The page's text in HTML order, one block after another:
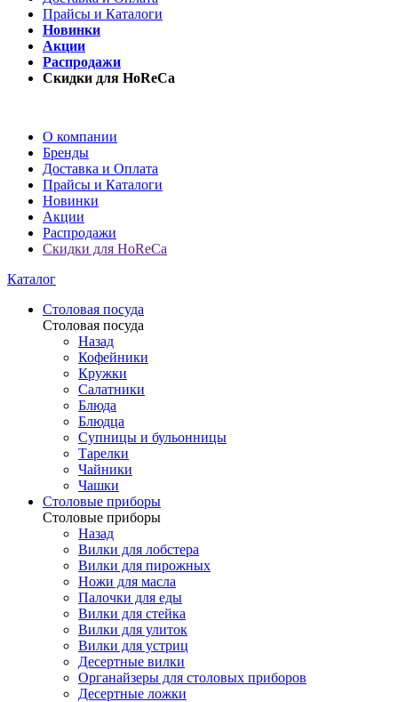
Прайсы и Каталоги
Новинки
Акции
Распродажи
Скидки для HoReCa
О компании
Бренды
Доставка и Оплата
Прайсы и Каталоги
Новинки
Акции
Распродажи
Скидки для HoReCa
Каталог
Столовая посуда
Столовая посуда
Назад
Кофейники
Кружки
Салатники
Блюда
Блюдца
Супницы и бульонницы
Тарелки
Чайники
Чашки
Cтоловые приборы
Cтоловые приборы
Назад
Вилки для лобстера
Вилки для пирожных
Ножи для масла
Палочки для еды
Вилки для стейка
Вилки для улиток
Вилки для устриц
Десертные вилки
Органайзеры для столовых приборов
Десертные ложки